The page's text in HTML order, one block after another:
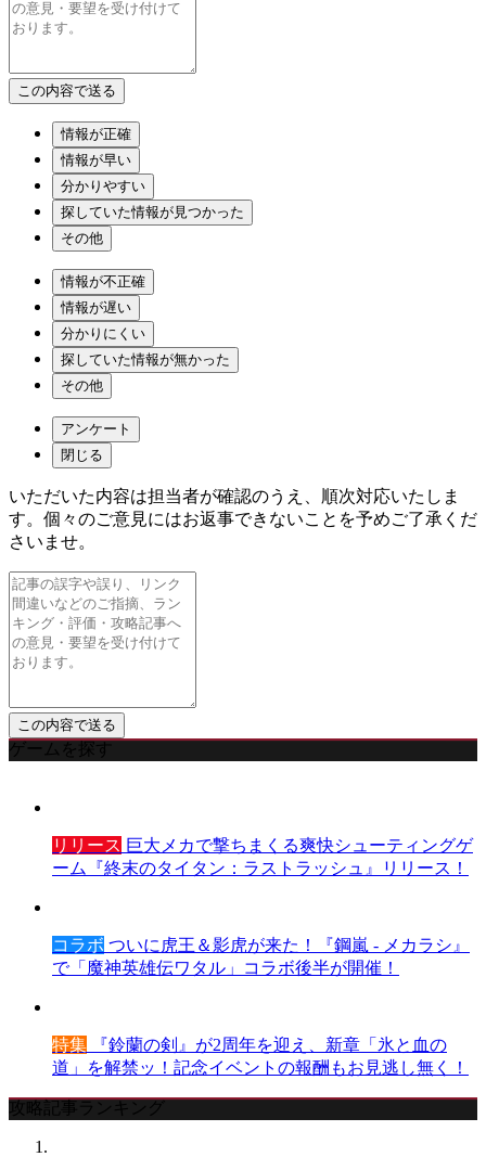
情報が正確
情報が早い
分かりやすい
探していた情報が見つかった
その他
情報が不正確
情報が遅い
分かりにくい
探していた情報が無かった
その他
アンケート
閉じる
いただいた内容は担当者が確認のうえ、順次対応いたしま
す。個々のご意見にはお返事できないことを予めご了承くだ
さいませ。
ゲームを探す
リリース 巨大メカで撃ちまくる爽快シューティングゲ
ーム『終末のタイタン：ラストラッシュ』リリース！
コラボ ついに虎王＆影虎が来た！『鋼嵐 - メカラシ』
で「魔神英雄伝ワタル」コラボ後半が開催！
特集 『鈴蘭の剣』が2周年を迎え、新章「氷と血の
道」を解禁ッ！記念イベントの報酬もお見逃し無く！
攻略記事ランキング